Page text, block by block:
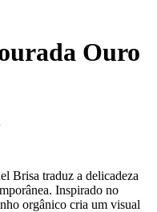
Ouro
Brisa traduz a delicadeza
Inspirado no
orgânico cria um visual